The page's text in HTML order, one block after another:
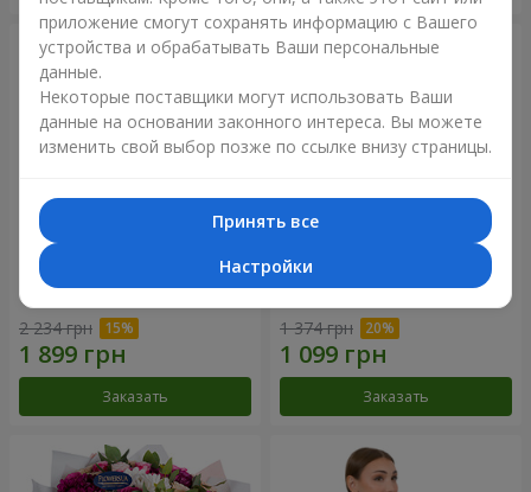
Букет "Цветочное Selfie!"
2 234 грн
Заказать
Букет "Яркие солнышки!"
1 374 грн
Заказать
приложение смогут сохранять информацию с Вашего
устройства и обрабатывать Ваши персональные
данные.
Некоторые поставщики могут использовать Ваши
данные на основании законного интереса. Вы можете
изменить свой выбор позже по ссылке внизу страницы.
Принять все
Настройки